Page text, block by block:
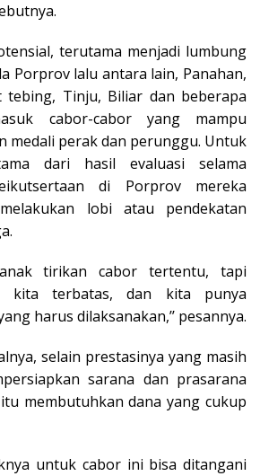
terutama menjadi lumbung
Porprov lalu antara lain, Panahan,
tebing, Tinju, Biliar dan beberapa
cabor-cabor yang mampu
medali perak dan perunggu. Untuk
dari hasil evaluasi selama
di Porprov mereka
lobi atau pendekatan
tirikan cabor tertentu, tapi
kita terbatas, dan kita punya
harus dilaksanakan,’’ pesannya.
selain prestasinya yang masih
sarana dan prasarana
membutuhkan dana yang cukup
untuk cabor ini bisa ditangani